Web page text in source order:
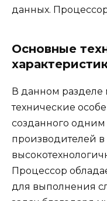
данных.
Основные
В данном
технические
созданного
производителей
Процессор
для выполнения